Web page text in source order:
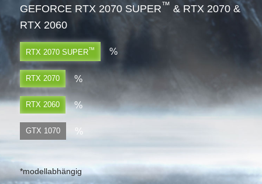
GEFORCE RTX 2070 SUPER™ & RTX 2070 &
RTX 2060
RTX 2070 SUPER™ %
RTX 2070 %
RTX 2060 %
GTX 1070 %
*modellabhängig